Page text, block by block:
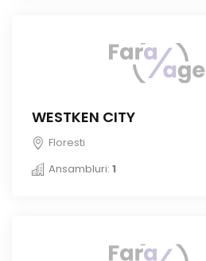
WESTKEN CITY
Floresti
Ansambluri: 1